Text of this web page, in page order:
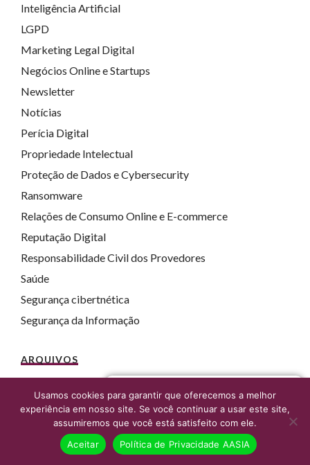
Inteligência Artificial
LGPD
Marketing Legal Digital
Negócios Online e Startups
Newsletter
Notícias
Perícia Digital
Propriedade Intelectual
Proteção de Dados e Cybersecurity
Ransomware
Relações de Consumo Online e E-commerce
Reputação Digital
Responsabilidade Civil dos Provedores
Saúde
Segurança cibertnética
Segurança da Informação
ARQUIVOS
junho 2026
maio 2026
abril 2026
Usamos cookies para garantir que oferecemos a melhor
experiência em nosso site. Se você continuar a usar este site,
assumiremos que você está satisfeito com ele.
Aceitar
Política de Privacidade AASIA
Fale agora com um advogado online